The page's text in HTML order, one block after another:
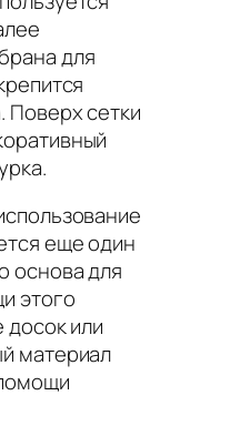
для
Поверх сетки
еще один
основа для
этого
досок или
материал